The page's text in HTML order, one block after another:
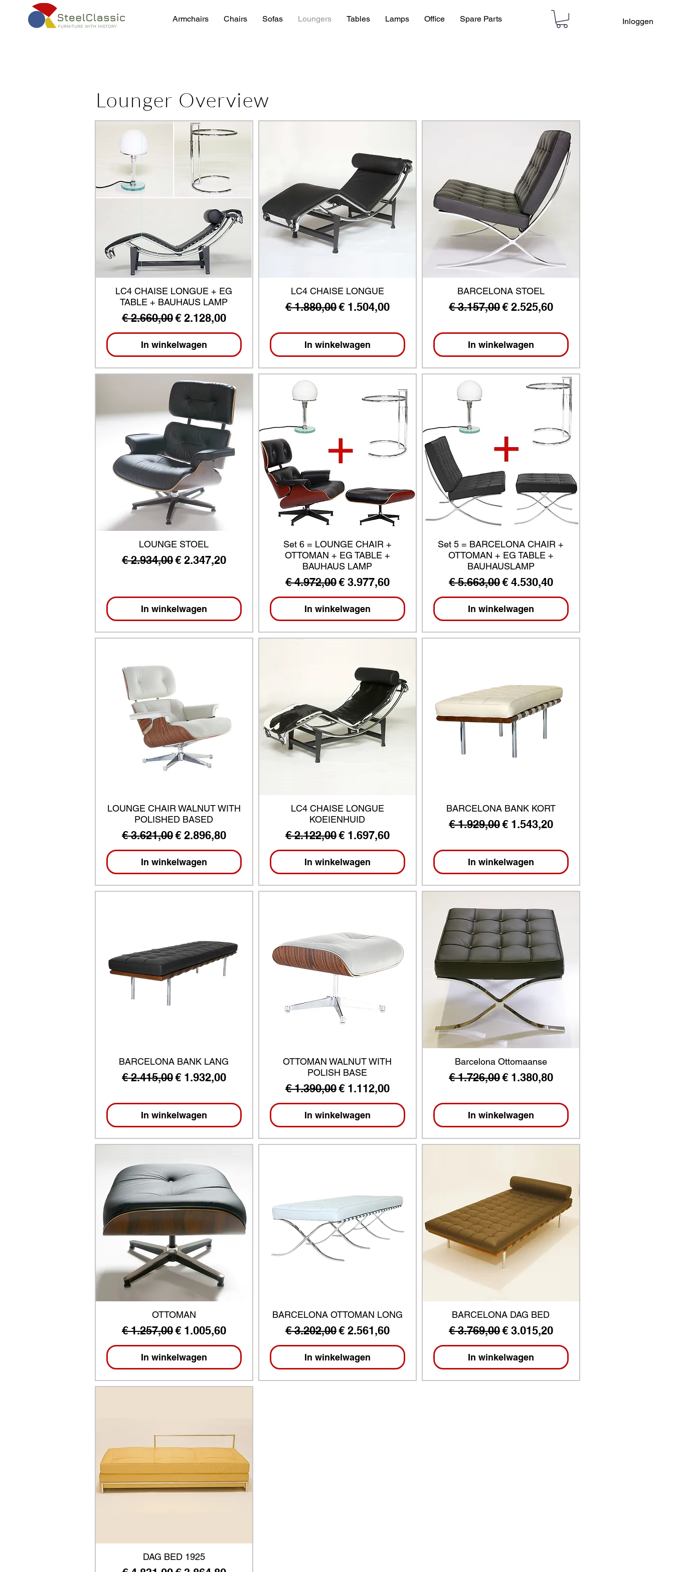
Armchairs Chairs Sofas Loungers Tables Lamps Office Spare Parts Inloggen
Lounger Overview
LC4 CHAISE LONGUE + EG
TABLE + BAUHAUS LAMP
Normale prijs
€ 2.660,00Verkoopprijs
€ 2.128,00
In winkelwagen
LC4 CHAISE LONGUE
Normale prijs
€ 1.880,00Verkoopprijs
€ 1.504,00
In winkelwagen
BARCELONA STOEL
Normale prijs
€ 3.157,00Verkoopprijs
€ 2.525,60
In winkelwagen
LOUNGE STOEL
Normale prijs
€ 2.934,00Verkoopprijs
€ 2.347,20
In winkelwagen
Set 6 = LOUNGE CHAIR +
OTTOMAN + EG TABLE +
BAUHAUS LAMP
Normale prijs
€ 4.972,00Verkoopprijs
€ 3.977,60
In winkelwagen
Set 5 = BARCELONA CHAIR +
OTTOMAN + EG TABLE +
BAUHAUSLAMP
Normale prijs
€ 5.663,00Verkoopprijs
€ 4.530,40
In winkelwagen
LOUNGE CHAIR WALNUT WITH
POLISHED BASED
Normale prijs
€ 3.621,00Verkoopprijs
€ 2.896,80
In winkelwagen
LC4 CHAISE LONGUE
KOEIENHUID
Normale prijs
€ 2.122,00Verkoopprijs
€ 1.697,60
In winkelwagen
BARCELONA BANK KORT
Normale prijs
€ 1.929,00Verkoopprijs
€ 1.543,20
In winkelwagen
BARCELONA BANK LANG
Normale prijs
€ 2.415,00Verkoopprijs
€ 1.932,00
In winkelwagen
OTTOMAN WALNUT WITH
POLISH BASE
Normale prijs
€ 1.390,00Verkoopprijs
€ 1.112,00
In winkelwagen
Barcelona Ottomaanse
Normale prijs
€ 1.726,00Verkoopprijs
€ 1.380,80
In winkelwagen
OTTOMAN
Normale prijs
€ 1.257,00Verkoopprijs
€ 1.005,60
In winkelwagen
BARCELONA OTTOMAN LONG
Normale prijs
€ 3.202,00Verkoopprijs
€ 2.561,60
In winkelwagen
BARCELONA DAG BED
Normale prijs
€ 3.769,00Verkoopprijs
€ 3.015,20
In winkelwagen
DAG BED 1925